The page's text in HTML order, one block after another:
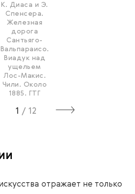
К. Диаса и Э.
Спенсера.
Железная
дорога
Сантьяго-
Вальпараисо.
Виадук над
ущельем
Лос-Макис.
Чили. Около
1885. ГТГ
1 / 12
отражает не только